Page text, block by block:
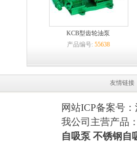
KCB型齿轮油泵
产品编号: 55638
友情链
网站ICP备案号：
我公司主营产品
自吸泵 不锈钢自